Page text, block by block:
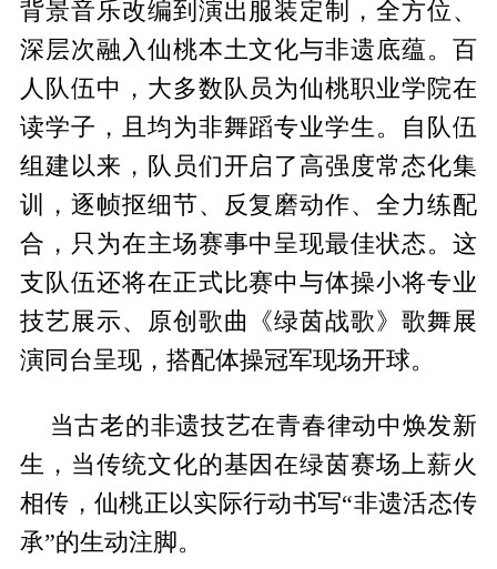
背景音乐改编到演出服装定制，全方位、
深层次融入仙桃本土文化与非遗底蕴。百
人队伍中，大多数队员为仙桃职业学院在
读学子，且均为非舞蹈专业学生。自队伍
组建以来，队员们开启了高强度常态化集
训，逐帧抠细节、反复磨动作、全力练配
合，只为在主场赛事中呈现最佳状态。这
支队伍还将在正式比赛中与体操小将专业
技艺展示、原创歌曲《绿茵战歌》歌舞展
演同台呈现，搭配体操冠军现场开球。
当古老的非遗技艺在青春律动中焕发新
生，当传统文化的基因在绿茵赛场上薪火
相传，仙桃正以实际行动书写“非遗活态传
承”的生动注脚。